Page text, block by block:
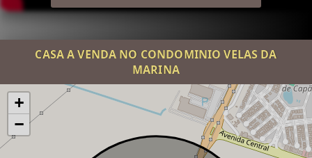
CASA A VENDA NO CONDOMINIO VELAS DA
MARINA
+
−